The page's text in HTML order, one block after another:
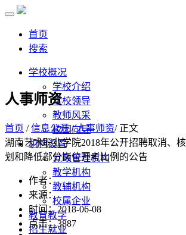
首页
搜索
学校概况
学校介绍
学校领导
教师风采
校园向导
机构设置
党政管理机构
教学机构
教辅机构
校属企业
教育教学
招生就业
人事师资
首页 /信息公开/人事师资/ 正文
湖南艺术职业学院2018年公开招聘取消、
划和降低部分岗位开考比例的公告
作者：
来源：
时间：2018-06-08
点击：3887